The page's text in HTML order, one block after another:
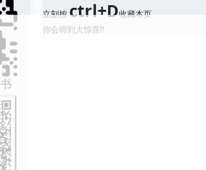
立刻按 ctrl+D收藏本页
你会得到大惊喜!!